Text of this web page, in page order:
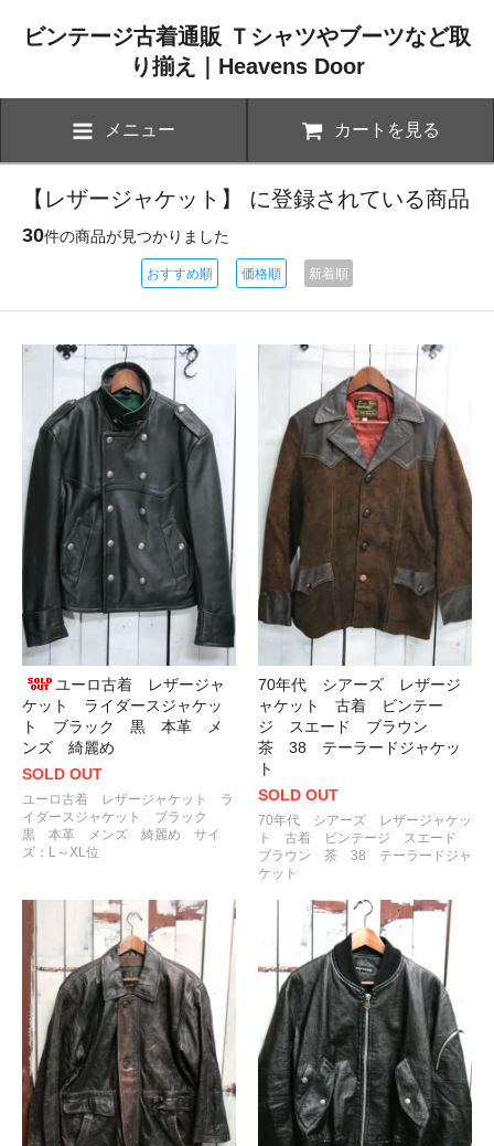
ビンテージ古着通販 Ｔシャツやブーツなど取
り揃え｜Heavens Door
メニュー カートを見る
【レザージャケット】 に登録されている商品
30件の商品が見つかりました
おすすめ順 価格順 新着順
ユーロ古着 レザージャ
ケット ライダースジャケッ
ト ブラック 黒 本革 メ
ンズ 綺麗め
SOLD OUT
ユーロ古着 レザージャケット ラ
イダースジャケット ブラック
黒 本革 メンズ 綺麗め サイ
ズ：L～XL位
70年代 シアーズ レザージ
ャケット 古着 ビンテー
ジ スエード ブラウン
茶 38 テーラードジャケッ
ト
SOLD OUT
70年代 シアーズ レザージャケッ
ト 古着 ビンテージ スエード
ブラウン 茶 38 テーラードジャ
ケット